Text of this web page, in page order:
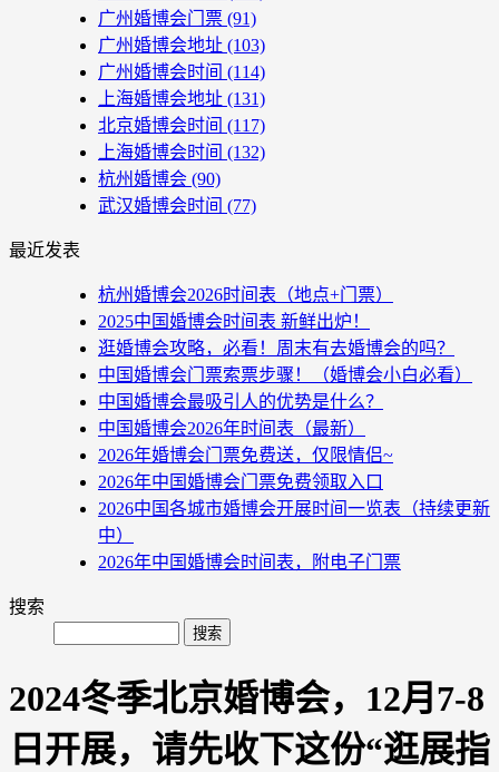
广州婚博会门票 (91)
广州婚博会地址 (103)
广州婚博会时间 (114)
上海婚博会地址 (131)
北京婚博会时间 (117)
上海婚博会时间 (132)
杭州婚博会 (90)
武汉婚博会时间 (77)
最近发表
杭州婚博会2026时间表（地点+门票）
2025中国婚博会时间表 新鲜出炉！
逛婚博会攻略，必看！周末有去婚博会的吗？
中国婚博会门票索票步骤！（婚博会小白必看）
中国婚博会最吸引人的优势是什么？
中国婚博会2026年时间表（最新）
2026年婚博会门票免费送，仅限情侣~
2026年中国婚博会门票免费领取入口
2026中国各城市婚博会开展时间一览表（持续更新
中）
2026年中国婚博会时间表，附电子门票
搜索
2024冬季北京婚博会，12月7-8
日开展，请先收下这份“逛展指